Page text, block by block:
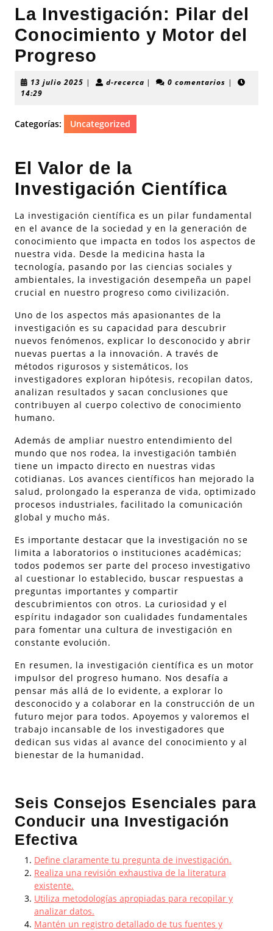
La Investigación: Pilar del
Conocimiento y Motor del
Progreso
13 julio 2025 13| d-recercad-| 0 comentarios |
14:29
Categorías: Uncategorized
El Valor de la
Investigación Científica
La investigación científica es un pilar fundamental
en el avance de la sociedad y en la generación de
conocimiento que impacta en todos los aspectos de
nuestra vida. Desde la medicina hasta la
tecnología, pasando por las ciencias sociales y
ambientales, la investigación desempeña un papel
crucial en nuestro progreso como civilización.
Uno de los aspectos más apasionantes de la
investigación es su capacidad para descubrir
nuevos fenómenos, explicar lo desconocido y abrir
nuevas puertas a la innovación. A través de
métodos rigurosos y sistemáticos, los
investigadores exploran hipótesis, recopilan datos,
analizan resultados y sacan conclusiones que
contribuyen al cuerpo colectivo de conocimiento
humano.
Además de ampliar nuestro entendimiento del
mundo que nos rodea, la investigación también
tiene un impacto directo en nuestras vidas
cotidianas. Los avances científicos han mejorado la
salud, prolongado la esperanza de vida, optimizado
procesos industriales, facilitado la comunicación
global y mucho más.
Es importante destacar que la investigación no se
limita a laboratorios o instituciones académicas;
todos podemos ser parte del proceso investigativo
al cuestionar lo establecido, buscar respuestas a
preguntas importantes y compartir
descubrimientos con otros. La curiosidad y el
espíritu indagador son cualidades fundamentales
para fomentar una cultura de investigación en
constante evolución.
En resumen, la investigación científica es un motor
impulsor del progreso humano. Nos desafía a
pensar más allá de lo evidente, a explorar lo
desconocido y a colaborar en la construcción de un
futuro mejor para todos. Apoyemos y valoremos el
trabajo incansable de los investigadores que
dedican sus vidas al avance del conocimiento y al
bienestar de la humanidad.
Seis Consejos Esenciales para
Conducir una Investigación
Efectiva
Define claramente tu pregunta de investigación.
Realiza una revisión exhaustiva de la literatura
existente.
Utiliza metodologías apropiadas para recopilar y
analizar datos.
Mantén un registro detallado de tus fuentes y